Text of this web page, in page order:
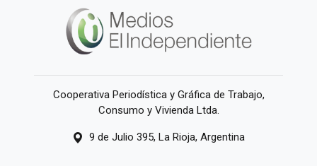
Cooperativa Periodística y Gráfica de Trabajo,
Consumo y Vivienda Ltda.
9 de Julio 395, La Rioja, Argentina